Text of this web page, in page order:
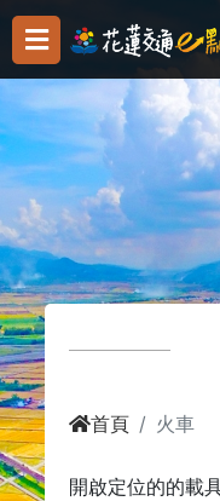
首頁 火車
開啟定位的的載